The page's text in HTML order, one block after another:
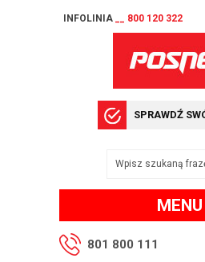
INFOLINIA __ 800 120 322
SPRAWDŹ
MENU
801 800 111